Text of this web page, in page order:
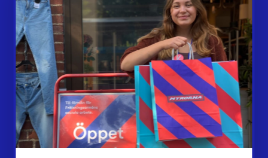
Butiker
Lämna in
Vårt överskott
Inlämningsplatser
Om Myrorna
Lediga jobb
Pressrum